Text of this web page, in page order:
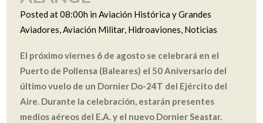
Posted at 08:00h inAviación Histórica y Grandes
Aviadores,Aviación Militar, Hidroaviones, Noticias
El próximo viernes 6 de agosto se celebrará en el
Puerto de Pollensa (Baleares) el 50 Aniversario del
último vuelo de un Dornier Do-24T del Ejército del
Aire. Durante la celebración, estarán presentes
medios aéreos del E.A. y el nuevo Dornier Seastar.